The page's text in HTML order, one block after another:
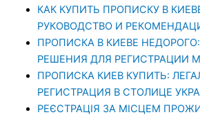
КАК КУПИТЬ ПРОПИСКУ В
РУКОВОДСТВО И
ПРОПИСКА В КИЕВЕ
РЕШЕНИЯ ДЛЯ РЕГИСТРАЦИИ
ПРОПИСКА КИЕВ КУПИТЬ:
РЕГИСТРАЦИЯ В СТОЛИЦЕ
РЕЄСТРАЦІЯ ЗА МІСЦЕМ